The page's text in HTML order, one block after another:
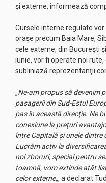
şi externe, informează
Cursele interne regulate
oraşe precum Baia Mare,
cele externe, din Bucureşti
iunie, vor fi operate noi
subliniază reprezentanţii
„Ne-am propus să devenim
pasagerii din Sud-Estul
pas în această direcţie. Ne
conexiune la preţuri
între Capitală şi unele dintre
Lucrăm activ la
noi zboruri, special pentru
toamnă, vom extinde atât
celor externe„, a declarat